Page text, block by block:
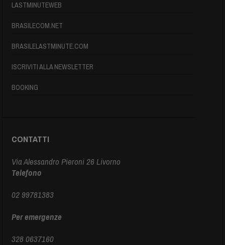
LASTMINUTEWEB
BRASILECOM.NET
BRASILELASTMINUTE.COM
ISCRIVITI ALLA NEWSLETTER
BOOKING
CONTATTI
Via Alessandro Pieroni 26 Livorno
Telefono
02 99781383
Per emergenze
328 0637160